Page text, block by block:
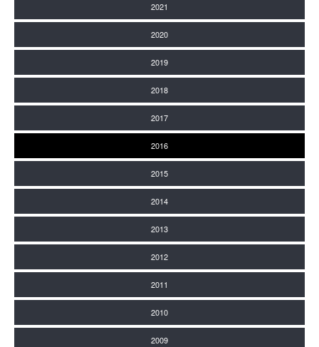
2021
2020
2019
2018
2017
2016
2015
2014
2013
2012
2011
2010
2009